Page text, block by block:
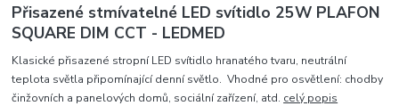
Přisazené stmívatelné LED svítidlo 25W PLAFON
SQUARE DIM CCT - LEDMED
Klasické přisazené stropní LED svítidlo hranatého tvaru, neutrální
teplota světla připomínající denní světlo. Vhodné pro osvětlení: chodby
činžovních a panelových domů, sociální zařízení, atd. celý popis